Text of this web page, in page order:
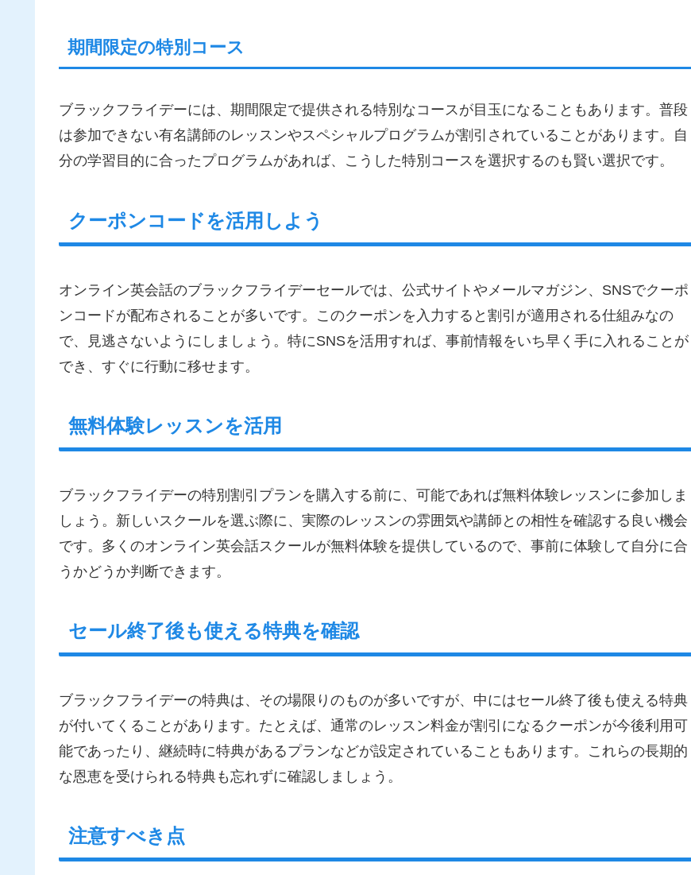
期間限定の特別コース
ブラックフライデーには、期間限定で提供される特別なコースが目玉になることもあります。普段
は参加できない有名講師のレッスンやスペシャルプログラムが割引されていることがあります。自
分の学習目的に合ったプログラムがあれば、こうした特別コースを選択するのも賢い選択です。
クーポンコードを活用しよう
オンライン英会話のブラックフライデーセールでは、公式サイトやメールマガジン、SNSでクーポ
ンコードが配布されることが多いです。このクーポンを入力すると割引が適用される仕組みなの
で、見逃さないようにしましょう。特にSNSを活用すれば、事前情報をいち早く手に入れることが
でき、すぐに行動に移せます。
無料体験レッスンを活用
ブラックフライデーの特別割引プランを購入する前に、可能であれば無料体験レッスンに参加しま
しょう。新しいスクールを選ぶ際に、実際のレッスンの雰囲気や講師との相性を確認する良い機会
です。多くのオンライン英会話スクールが無料体験を提供しているので、事前に体験して自分に合
うかどうか判断できます。
セール終了後も使える特典を確認
ブラックフライデーの特典は、その場限りのものが多いですが、中にはセール終了後も使える特典
が付いてくることがあります。たとえば、通常のレッスン料金が割引になるクーポンが今後利用可
能であったり、継続時に特典があるプランなどが設定されていることもあります。これらの長期的
な恩恵を受けられる特典も忘れずに確認しましょう。
注意すべき点